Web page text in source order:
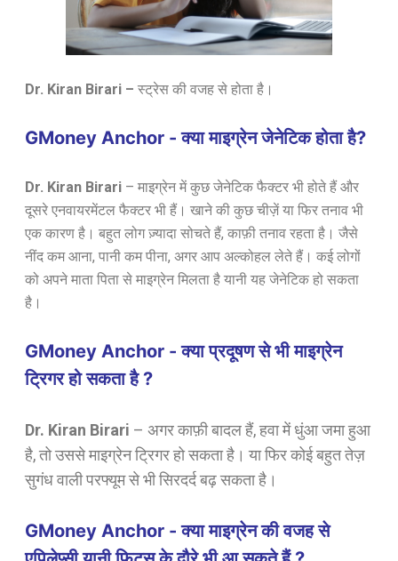
Dr. Kiran Birari – स्ट्रेस की वजह से होता है।
GMoney Anchor - क्या माइग्रेन जेनेटिक होता है?
Dr. Kiran Birari – माइग्रेन में कुछ जेनेटिक फैक्टर भी होते हैं और
दूसरे एनवायरमेंटल फैक्टर भी हैं। खाने की कुछ चीज़ें या फिर तनाव भी
एक कारण है। बहुत लोग ज़्यादा सोचते हैं, काफ़ी तनाव रहता है। जैसे
नींद कम आना, पानी कम पीना, अगर आप अल्कोहल लेते हैं। कई लोगों
को अपने माता पिता से माइग्रेन मिलता है यानी यह जेनेटिक हो सकता
है।
GMoney Anchor - क्या प्रदूषण से भी माइग्रेन
ट्रिगर हो सकता है ?
Dr. Kiran Birari – अगर काफ़ी बादल हैं, हवा में धुंआ जमा हुआ
है, तो उससे माइग्रेन ट्रिगर हो सकता है। या फिर कोई बहुत तेज़
सुगंध वाली परफ्यूम से भी सिरदर्द बढ़ सकता है।
GMoney Anchor - क्या माइग्रेन की वजह से